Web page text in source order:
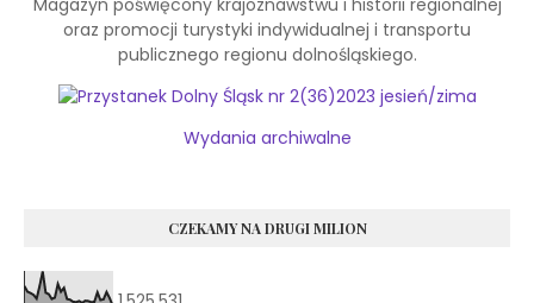
Magazyn poświęcony krajoznawstwu i historii regionalnej
oraz promocji turystyki indywidualnej i transportu
publicznego regionu dolnośląskiego.
Wydania archiwalne
CZEKAMY NA DRUGI MILION